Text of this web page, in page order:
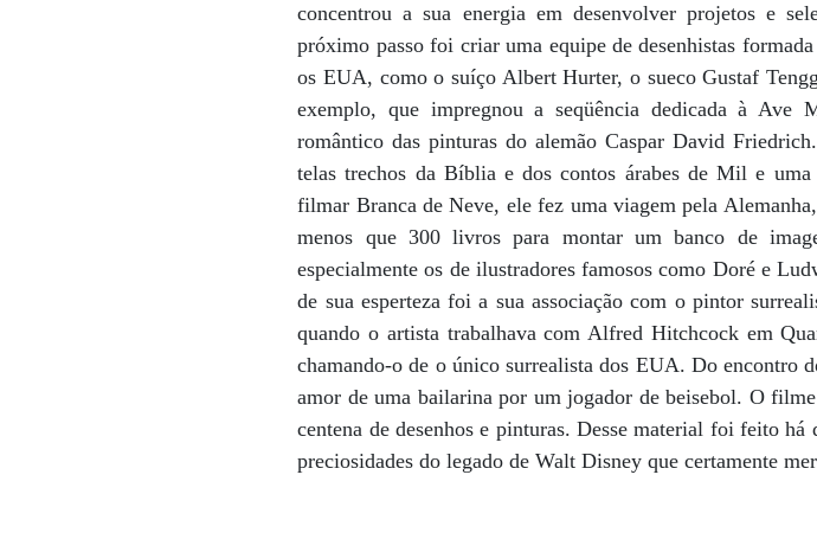
concentrou a sua energia em desenvolver projetos e
próximo passo foi criar uma equipe de desenhistas
os EUA, como o suíço Albert Hurter, o sueco Gustaf
exemplo, que impregnou a seqüência dedicada à
romântico das pinturas do alemão Caspar David
telas trechos da Bíblia e dos contos árabes de Mil e
filmar Branca de Neve, ele fez uma viagem pela
menos que 300 livros para montar um banco de
especialmente os de ilustradores famosos como Doré e
de sua esperteza foi a sua associação com o pintor
quando o artista trabalhava com Alfred Hitchcock em
chamando-o de o único surrealista dos EUA. Do encontro
amor de uma bailarina por um jogador de beisebol. O
centena de desenhos e pinturas. Desse material foi feito
preciosidades do legado de Walt Disney que certamente